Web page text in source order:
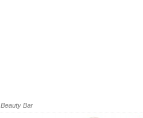
Beauty Bar